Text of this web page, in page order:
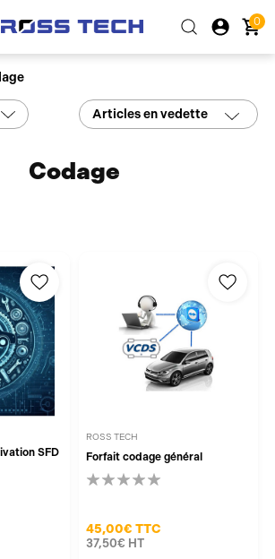
0
Articles en vedette
Codage
SFD
ROSS TECH
Forfait codage général
45,00€ TTC
37,50€ HT